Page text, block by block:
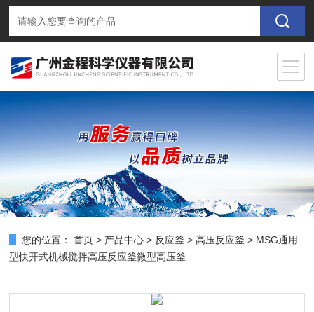
您的位置： 首页 > 产品中心 > 反应釜 >高压反应釜 > MSG通用
型快开式机械搅拌高压反应釜微型高压釜